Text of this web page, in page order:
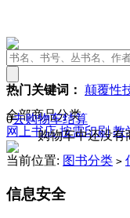
热门关键词： 颠覆性
0去购物车结算
购物车中还没有
全部商品分类
网上书店按需印刷 教
当前位置: 图书分类 >
信息安全